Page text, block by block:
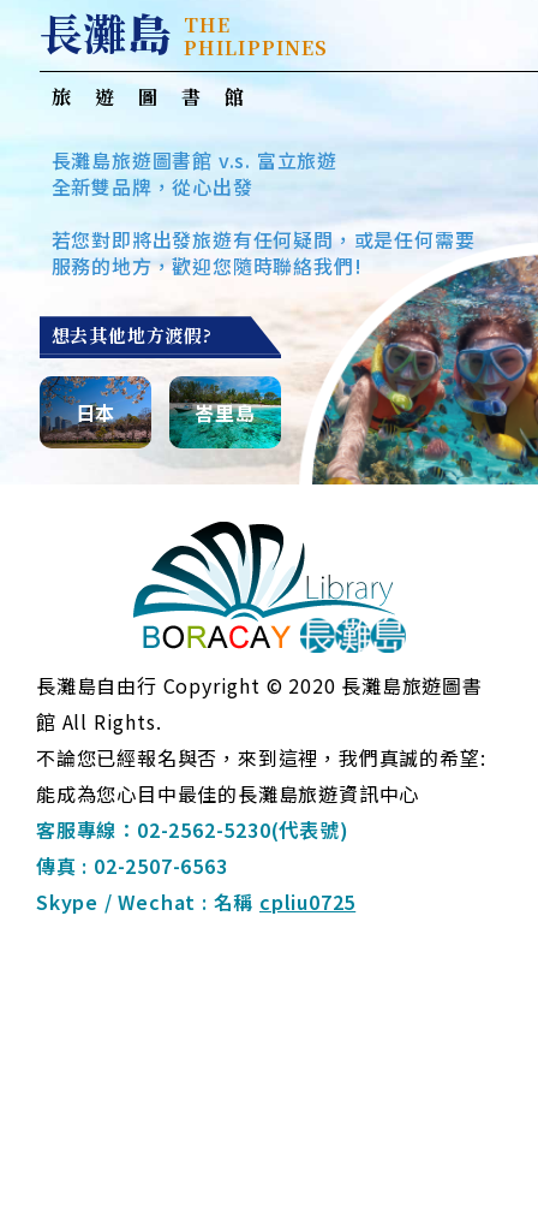
★★★★★ 1 周前
很棒的旅行 謝謝富立旅遊
★★★★★ 1 周前
兩人旅行長灘島,除機+酒外,旅行社還有各種當地
地導遊可釋疑或協助處理,有自由行的隨性感,也
有專業在地的顧問。推薦
★★★★★ 1 周前
真的必須要大推Peter教練,根本萬事通,而且群組
訊息基本上是秒回(這太重要了),長灘島上任何事
情不論是行程安排、調整、應變能力都是頂的啦
!! 推薦的餐廳完 全無雷!直接長在我們舌巴上!潛
水行程也是非常周到,潛點魚非常多,影片也很用
★★★★★ 1 周前
感謝Miley在旅程前後都耐心地回覆各種問題,讓
的當地導遊,幽默風趣、超級可愛!在沙灘打麻將
弄丟了一張西風,飯店還幫我找回來,真感 動!很開
心能遇到這麼優質的旅行社,讓我們在長灘島的旅
程中完全無後顧之憂。
★★★★★
感謝Miley在旅程前後都耐心地回覆各種問題,讓
人感受到滿滿的貼心與專業。平平跟多多 是最棒
長灘島 THE
PHILIPPINES
旅遊圖書館
長灘島旅遊圖書館 v.s. 富立旅遊
全新雙品牌，從心出發
若您對即將出發旅遊有任何疑問，或是任何需要
服務的地方，歡迎您隨時聯絡我們!
想去其他地方渡假?
日本 峇里島
長灘島自由行 Copyright © 2020 長灘島旅遊圖書
館 All Rights.
不論您已經報名與否，來到這裡，我們真誠的希望:
能成為您心目中最佳的長灘島旅遊資訊中心
客服專線：02-2562-5230(代表號)
傳真 : 02-2507-6563
Skype / Wechat : 名稱 cpliu0725